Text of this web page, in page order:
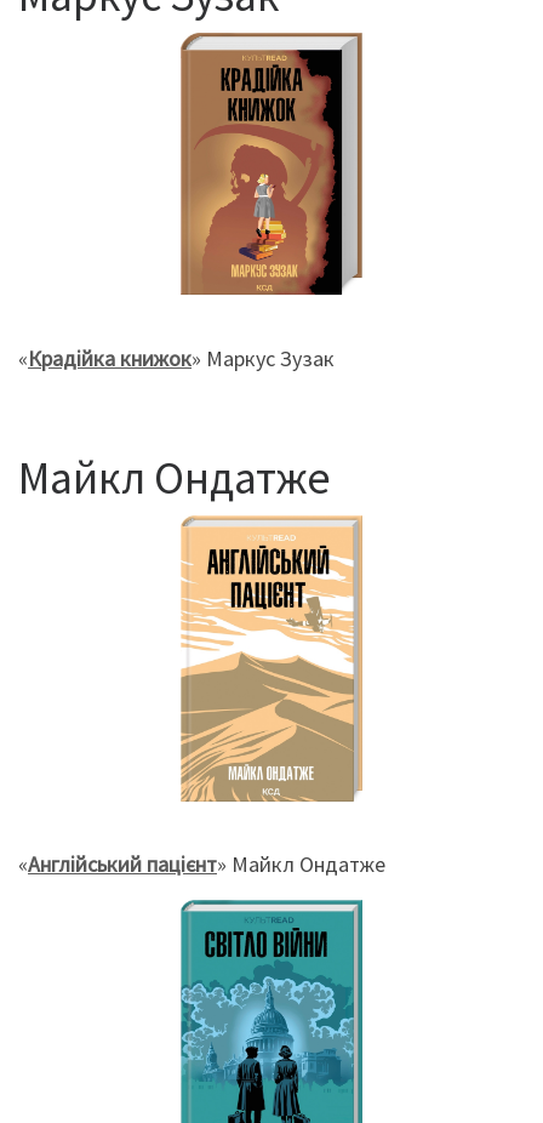
«Крадійка книжок» Маркус Зузак
Майкл Ондатже
«Англійський пацієнт» Майкл Ондатже